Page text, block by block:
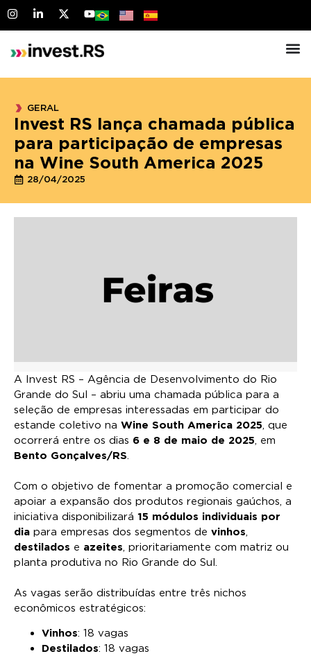
GERAL
Invest RS lança chamada pública
para participação de empresas
na Wine South America 2025
28/04/2025
A Invest RS – Agência de Desenvolvimento do Rio
Grande do Sul – abriu uma chamada pública para a
seleção de empresas interessadas em participar do
estande coletivo na Wine South America 2025, que
ocorrerá entre os dias 6 e 8 de maio de 2025, em
Bento Gonçalves/RS.
Com o objetivo de fomentar a promoção comercial e
apoiar a expansão dos produtos regionais gaúchos, a
iniciativa disponibilizará 15 módulos individuais por
dia para empresas dos segmentos de vinhos,
destilados e azeites, prioritariamente com matriz ou
planta produtiva no Rio Grande do Sul.
As vagas serão distribuídas entre três nichos
econômicos estratégicos:
Vinhos: 18 vagas
Destilados: 18 vagas